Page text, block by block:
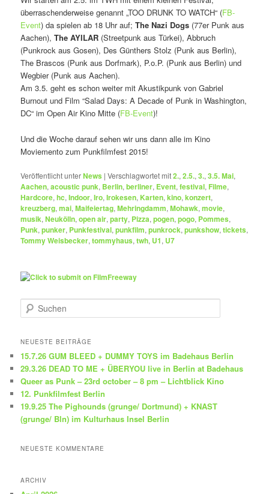
überraschenderweise genannt „TOO DRUNK TO WATCH“ (FB-
Event) da spielen ab 18 Uhr auf;The Nazi Dogs (77er Punk aus
Aachen),The AYILAR (Streetpunk aus Türkei), Abbruch
(Punkrock aus Gosen), Des Günthers Stolz (Punk aus Berlin),
The Brascos (Punk aus Dorfmark), P.o.P. (Punk aus Berlin) und
Wegbier (Punk aus Aachen).
Am 3.5. geht es schon weiter mit Akustikpunk von Gabriel
Burnout und Film “Salad Days: A Decade of Punk in Washington,
DC“ im Open Air Kino Mitte (FB-Event)!
Und die Woche darauf sehen wir uns dann alle im Kino
Moviemento zum Punkfilmfest 2015!
Veröffentlicht unterNews |Verschlagwortet mit2.,2.5.,3.,3.5. Mai,
Aachen,acoustic punk, Berlin,berliner, Event,festival, Filme,
Hardcore,hc,Indoor,Iro,Irokesen, Karten,kino,konzert,
kreuzberg,mai,Maifeiertag,Mehringdamm,Mohawk,movie,
musik,Neukölln,open air,party, Pizza,pogen,pogo, Pommes,
Punk,punker, Punkfestival,punkfilm,punkrock,punkshow,tickets,
Tommy Weisbecker,tommyhaus,twh, U1, U7
u
h
n
NEUESTE BEITRÄGE
15.7.26 GUM BLEED + DUMMY TOYS im Badehaus Berlin
29.3.26 DEAD TO ME + ÜBERYOU live in Berlin at Badehaus
Queer as Punk – 23rd october – 8 pm – Lichtblick Kino
12. Punkfilmfest Berlin
19.9.25 The Pighounds (grunge/ Dortmund) + KNAST
(grunge/ Bln) im Kulturhaus Insel Berlin
NEUESTE KOMMENTARE
ARCHIV